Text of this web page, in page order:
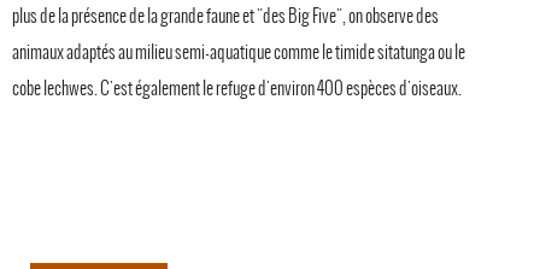
plus de la présence de la grande faune et "des Big Five", on observe des
animaux adaptés au milieu semi-aquatique comme le timide sitatunga ou le
cobe lechwes. C'est également le refuge d'environ 400 espèces d'oiseaux.